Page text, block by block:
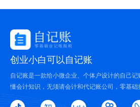
创业小白可以自记账
自记账是一款给小微企业、个体户设计的自己
懂会计知识，无须请会计和代记账公司，零基础